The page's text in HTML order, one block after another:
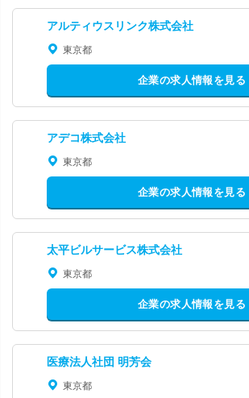
アルティウスリンク株式会社
東京都
企業の求人情報を見る
アデコ株式会社
東京都
企業の求人情報を見る
太平ビルサービス株式会社
東京都
企業の求人情報を見る
医療法人社団 明芳会
東京都